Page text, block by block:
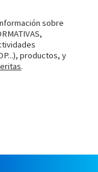
sobre
productos, y
.